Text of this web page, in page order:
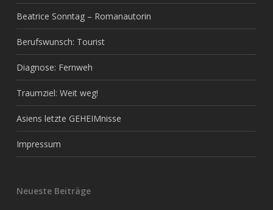
Beatrice Sonntag – Romanautorin
Berufswunsch: Tourist
Diagnose: Fernweh
Traumziel: Weit weg!
Asiens letzte GEHEIMnisse
Impressum
Neueste Beiträge